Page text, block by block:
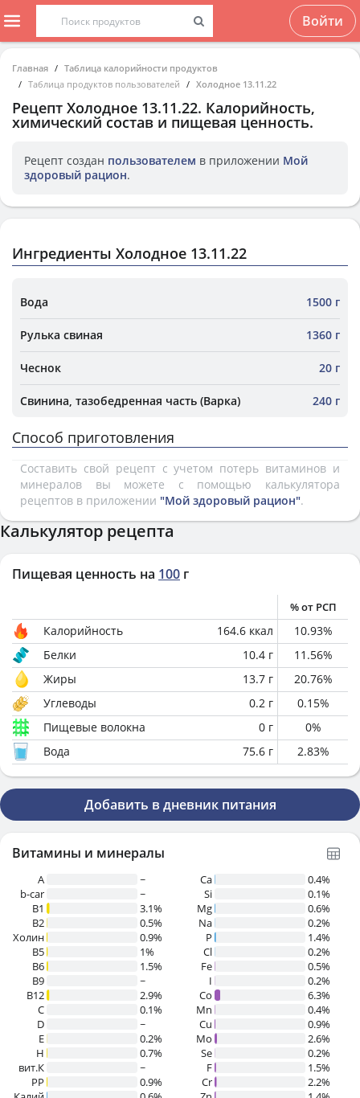
Войти
Главная
Таблица калорийности продуктов
Таблица продуктов пользователей
Холодное 13.11.22
Рецепт Холодное 13.11.22. Калорийность,
химический состав и пищевая ценность.
Рецепт создан пользователем в приложении Мой
здоровый рацион.
Ингредиенты Холодное 13.11.22
Вода 1500 г
Рулька свиная 1360 г
Чеснок 20 г
Свинина, тазобедренная часть (Варка) 240 г
Способ приготовления
Составить свой рецепт с учетом потерь витаминов и
минералов вы можете с помощью калькулятора
рецептов в приложении "Мой здоровый рацион".
Калькулятор рецепта
Пищевая ценность на 100 г
% от РСП
Калорийность 164.6 ккал 10.93%
Белки
10.4 г 11.56%
Жиры
13.7 г 20.76%
Углеводы
0.2 г 0.15%
Пищевые волокна
0 г 0%
Вода
75.6 г 2.83%
Добавить в дневник питания
Витамины и минералы
A
~
b-car
~
В1
3.1%
B2
0.5%
Холин
0.9%
B5
1%
B6
1.5%
B9
~
B12
2.9%
C
0.1%
D
~
E
0.2%
H
0.7%
вит.К
~
PP
0.9%
Ca
0.4%
Si
0.1%
Mg
0.6%
Na
0.2%
P
1.4%
Cl
0.2%
Fe
0.5%
I
0.2%
Co
6.3%
Mn
0.4%
Cu
0.9%
Mo
2.6%
Se
0.2%
F
1.5%
Cr
2.2%